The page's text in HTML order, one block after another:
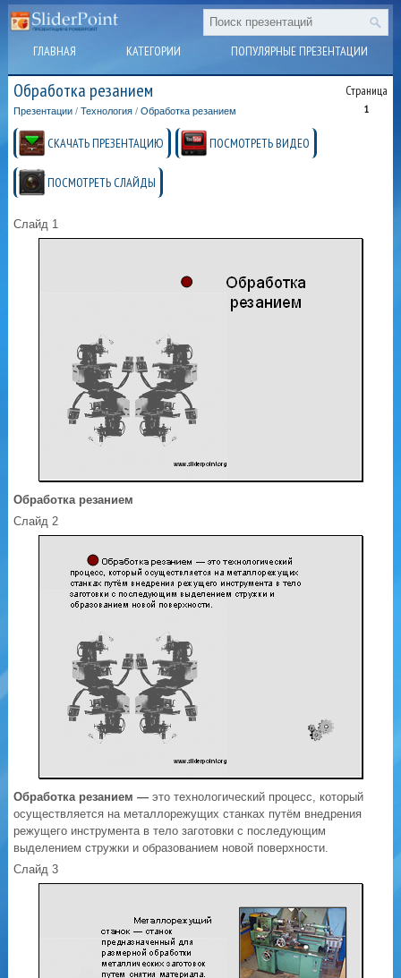
ГЛАВНАЯ КАТЕГОРИИ ПОПУЛЯРНЫЕ ПРЕЗЕНТАЦИИ
Обработка резанием Страница
1
Презентации /Технология /Обработка резанием
СКАЧАТЬ ПРЕЗЕНТАЦИЮ ПОСМОТРЕТЬ ВИДЕО
ПОСМОТРЕТЬ СЛАЙДЫ
Слайд 1
Обработка резанием
Слайд 2
Обработка резанием —это технологический процесс, который
осуществляется на металлорежущих станках путём внедрения
режущего инструмента в тело заготовки с последующим
выделением стружки и образованием новой поверхности.
Слайд 3